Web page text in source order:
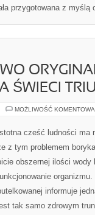
przygotowana z
ŚWIECI
MOŻLIWOŚĆ
Istotna cześć ludności ma
z tym problemem
obszernej ilości wody
informuje
tak samo zdrowym